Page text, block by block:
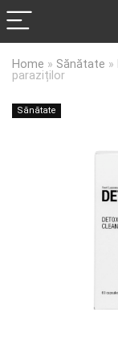
Home » Sănătate »
paraziților
Sănătate